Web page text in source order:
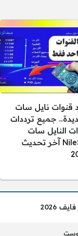
قنوات نايل سات
جميع ترددات
النايل سات
NileSat آخر تحديث
2026